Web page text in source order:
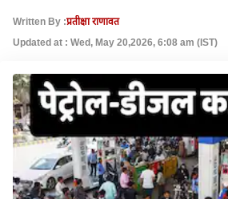
Written By :प्रतीक्षा राणावत
Updated at : Wed, May 20,2026, 6:08 am (IST)